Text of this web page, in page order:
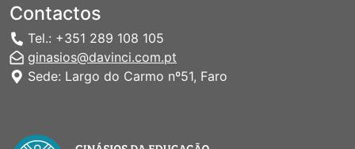
Contactos
Tel.: +351 289 108 105
ginasios@davinci.com.pt
Sede: Largo do Carmo nº51, Faro